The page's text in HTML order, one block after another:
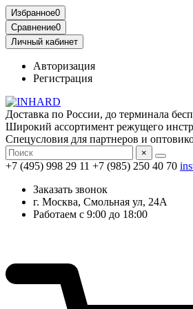
Избранное0
Сравнение0
Личный кабинет
Авторизация
Регистрация
Доставка по России, до терминала
Широкий ассортимент режущего
Спецусловия для партнеров и
×
+7 (495) 998 29 11 +7 (985) 250 40 70
Заказать звонок
г. Москва, Смольная ул, 24А
Работаем с 9:00 до 18:00